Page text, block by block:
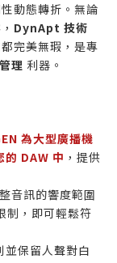
動態轉折。無論
DynApt 技術
完美無瑕，是專
理 利器。
為大型廣播機
的 DAW 中 ，提供
音訊的響度範圍
，即可輕鬆符
並保留人聲對白